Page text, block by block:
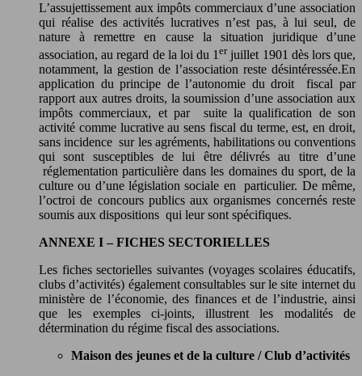
L’assujettissement aux impôts commerciaux d’une association
qui réalise des activités lucratives n’est pas, à lui seul, de
nature à remettre en cause la situation juridique d’une
association, au regard de la loi du 1er juillet 1901 dès lors que,
notamment, la gestion de l’association reste désintéressée.En
application du principe de l’autonomie du droit fiscal par
rapport aux autres droits, la soumission d’une association aux
impôts commerciaux, et par suite la qualification de son
activité comme lucrative au sens fiscal du terme, est, en droit,
sans incidence sur les agréments, habilitations ou conventions
qui sont susceptibles de lui être délivrés au titre d’une
réglementation particulière dans les domaines du sport, de la
culture ou d’une législation sociale en particulier. De même,
l’octroi de concours publics aux organismes concernés reste
soumis aux dispositions qui leur sont spécifiques.
ANNEXE I – FICHES SECTORIELLES
Les fiches sectorielles suivantes (voyages scolaires éducatifs,
clubs d’activités) également consultables sur le site internet du
ministère de l’économie, des finances et de l’industrie, ainsi
que les exemples ci-joints, illustrent les modalités de
détermination du régime fiscal des associations.
Maison des jeunes et de la culture / Club d’activités